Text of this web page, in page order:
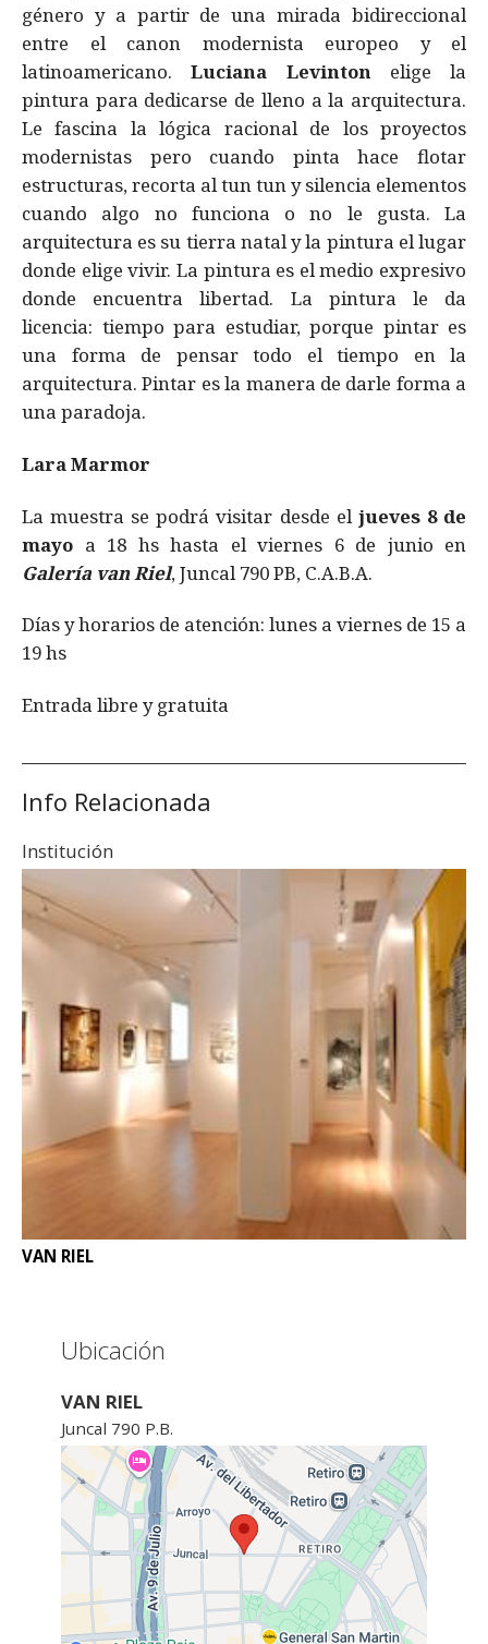
género y a partir de una mirada bidireccional
entre el canon modernista europeo y el
latinoamericano.Luciana Levintonelige la
pintura para dedicarse de lleno a la arquitectura.
Le fascina la lógica racional de los proyectos
modernistas pero cuando pinta hace flotar
estructuras, recorta al tun tun y silencia elementos
cuando algo no funciona o no le gusta. La
arquitectura es su tierra natal y la pintura el lugar
donde elige vivir. La pintura es el medio expresivo
donde encuentra libertad. La pintura le da
licencia: tiempo para estudiar, porque pintar es
una forma de pensar todo el tiempo en la
arquitectura. Pintar es la manera de darle forma a
una paradoja.
Lara Marmor
La muestra se podrá visitar desde eljueves 8 de
mayo a 18 hs hasta el viernes 6 de junio en
Galería van Riel, Juncal 790 PB, C.A.B.A.
Días y horarios de atención: lunes a viernes de 15 a
19 hs
Entrada libre y gratuita
Info Relacionada
Institución
VAN RIEL
Ubicación
VAN RIEL
Juncal 790 P.B.